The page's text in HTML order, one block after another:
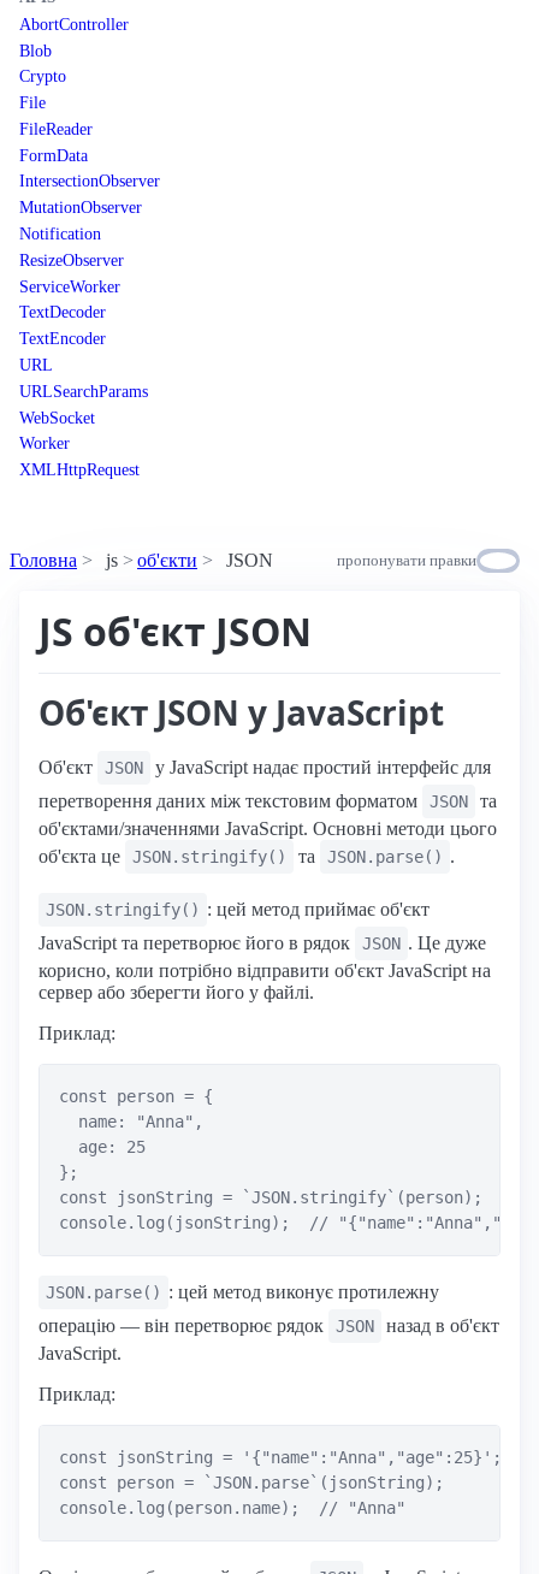
AbortController
Blob
Crypto
File
FileReader
FormData
IntersectionObserver
MutationObserver
Notification
ResizeObserver
ServiceWorker
TextDecoder
TextEncoder
URL
URLSearchParams
WebSocket
Worker
XMLHttpRequest
Головна js об'єкти JSON пропонувати правки
JS об'єкт JSON
Об'єкт JSON у JavaScript
Об'єкт JSON
у JavaScript надає простий інтерфейс для
перетворення даних між текстовим форматом
JSON
та
об'єктами/значеннями JavaScript. Основні методи цього
об'єкта це
JSON.stringify() та JSON.parse() .
JSON.stringify() : цей метод приймає об'єкт
JavaScript та перетворює його в рядок
JSON . Це дуже
корисно, коли потрібно відправити об'єкт JavaScript на
сервер або зберегти його у файлі.
Приклад:
const person = {
  name: "Anna",
  age: 25
};
const jsonString = `JSON.stringify`(person);
JSON.parse() : цей метод виконує протилежну
операцію — він перетворює рядок
JSON
назад в об'єкт
JavaScript.
Приклад:
const jsonString = '{"name":"Anna","age":25}';
const person = `JSON.parse`(jsonString);